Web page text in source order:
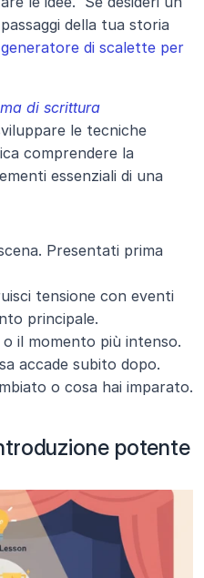
della tua storia
generatore di scalette per
di scrittura
le tecniche
comprendere la
essenziali di una
Presentati prima
tensione con eventi
principale.
il momento più intenso.
accade subito dopo.
o cosa hai imparato.
potente